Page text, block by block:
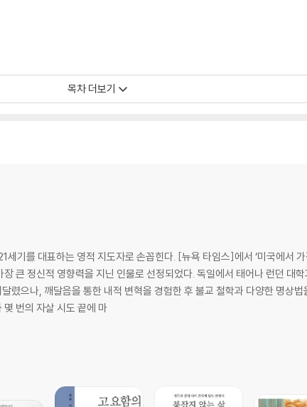
승들의 가르침을 소개함으로써 30년 동안 명상 서적 번역의 선구적 역할
면』 『사랑하라 한번도 상처받지 않은 것처럼』과 하이쿠 모음집 『한 줄
나는 왜 너가 아니고 나인가』를 썼다. 삶을 신비주의적 차원에서 바라보며
목차 더보기
기를 대표하는 영적 지도자로 손꼽힌다. [뉴욕 타임스]에서 ‘미국에서
큰 정신적 영향력을 지닌 인물로 선정되었다. 독일에서 태어나 런던 대
렸으나, 깨달음을 통한 내적 변혁을 경험한 후 불교 철학과 다양한 명상
번의 자살 시도 끝에 마